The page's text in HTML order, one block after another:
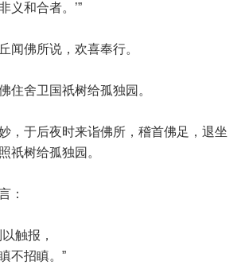
和合者。’”
闻佛所说，欢喜奉行。
住舍卫国祇树给孤独园。
，于后夜时来诣佛所，稽首佛足，退坐
祇树给孤独园。
：
触报，
不招瞋。”